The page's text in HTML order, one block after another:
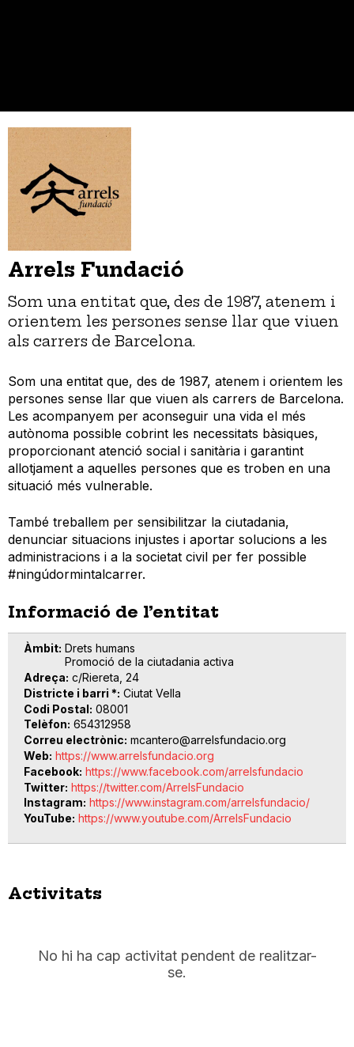
Arrels Fundació
Som una entitat que, des de 1987, atenem i
orientem les persones sense llar que viuen
als carrers de Barcelona.
Som una entitat que, des de 1987, atenem i orientem les
persones sense llar que viuen als carrers de Barcelona.
Les acompanyem per aconseguir una vida el més
autònoma possible cobrint les necessitats bàsiques,
proporcionant atenció social i sanitària i garantint
allotjament a aquelles persones que es troben en una
situació més vulnerable.
També treballem per sensibilitzar la ciutadania,
denunciar situacions injustes i aportar solucions a les
administracions i a la societat civil per fer possible
#ningúdormintalcarrer.
Informació de l’entitat
Àmbit Drets humans
Promoció de la ciutadania activa
Adreça c/Riereta, 24
Districte i barri * Ciutat Vella
Codi Postal 08001
Telèfon 654312958
Correu electrònic mcantero@arrelsfundacio.org
Web https://www.arrelsfundacio.org
Facebook https://www.facebook.com/arrelsfundacio
Twitter https://twitter.com/ArrelsFundacio
Instagram https://www.instagram.com/arrelsfundacio/
YouTube https://www.youtube.com/ArrelsFundacio
Activitats
No hi ha cap activitat pendent de realitzar-
se.